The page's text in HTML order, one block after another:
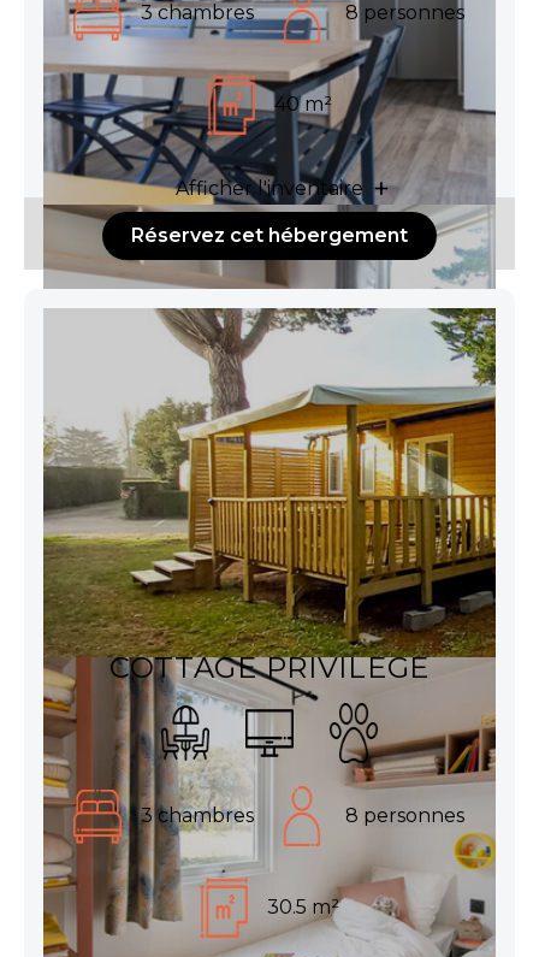
3 chambres 8 personnes
40 m²
Afficher l'inventaire
Réservez cet hébergement
COTTAGE PRIVILEGE
3 chambres 8 personnes
30.5 m²